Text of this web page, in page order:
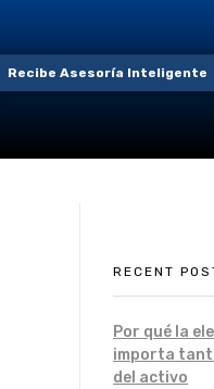
Recibe Asesoría Inteligente
RECENT
Por qué la
importa
del activo